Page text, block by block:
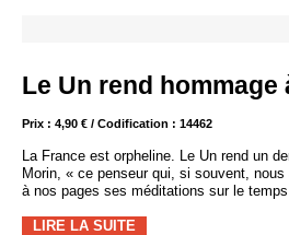
Le Un rend hommage
Prix : 4,90 € / Codification : 14462
La France est orpheline. Le Un rend un
Morin, « ce penseur qui, si souvent, nous
à nos pages ses méditations sur le temps
LIRE LA SUITE